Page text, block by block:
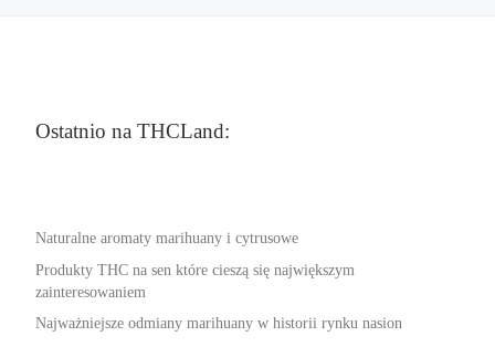
Ostatnio na THCLand:
Naturalne aromaty marihuany i cytrusowe
Produkty THC na sen które cieszą się największym
zainteresowaniem
Najważniejsze odmiany marihuany w historii rynku nasion